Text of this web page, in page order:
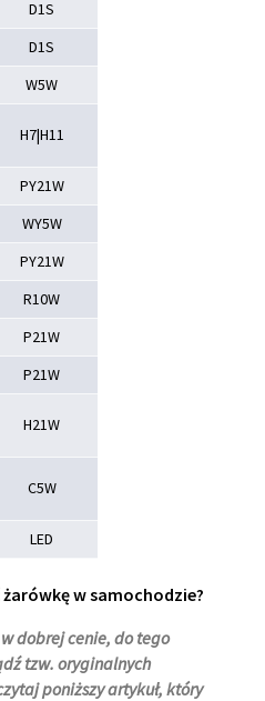
D1S
D1S
W5W
H7|H11
PY21W
WY5W
PY21W
R10W
P21W
P21W
H21W
C5W
LED
w samochodzie?
dobrej cenie, do tego
tzw. oryginalnych
poniższy artykuł, który